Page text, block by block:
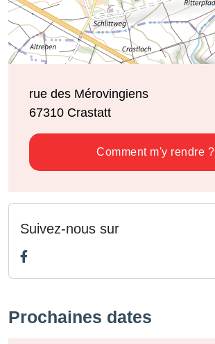
rue des Mérovingiens
67310 Crastatt
Comment m'y rendre ?
Suivez-nous sur
Prochaines dates